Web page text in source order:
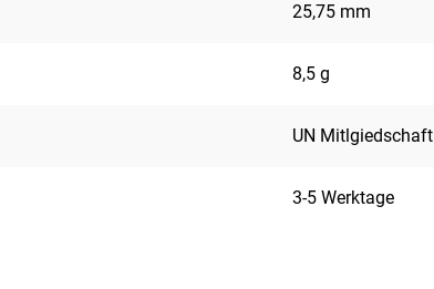
25,75 mm
8,5 g
UN Mitlgiedschaft
3-5 Werktage